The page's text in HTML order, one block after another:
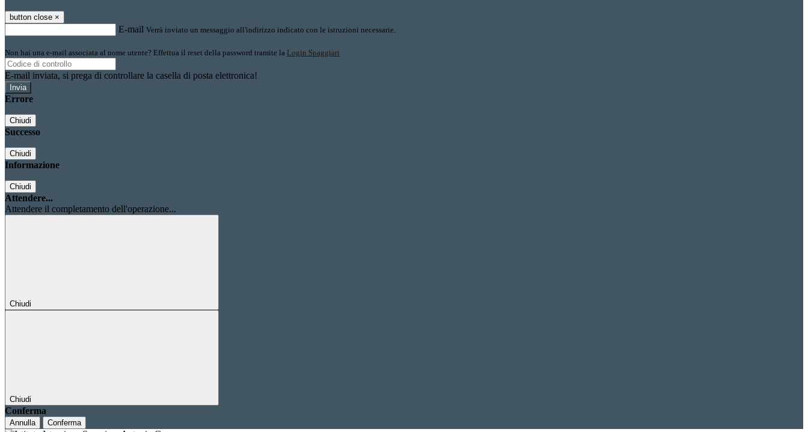
button close ×
E-mail Verrà inviato un messaggio all'indirizzo indicato con le istruzioni necessarie.
Non hai una e-mail associata al nome utente? Effettua il reset della password tramite la Login Spaggiari
E-mail inviata, si prega di controllare la casella di posta elettronica!
Errore
Chiudi
Successo
Chiudi
Informazione
Chiudi
Attendere...
Attendere il completamento dell'operazione...
Chiudi
Chiudi
Conferma
Annulla Conferma